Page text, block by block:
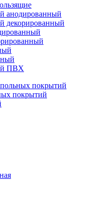
анодированный
декорированный
ПВХ
покрытий
покрытий